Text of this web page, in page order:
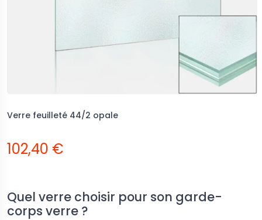
Verre feuilleté 44/2 opale
102,40 €
Quel verre choisir pour son garde-
corps verre ?